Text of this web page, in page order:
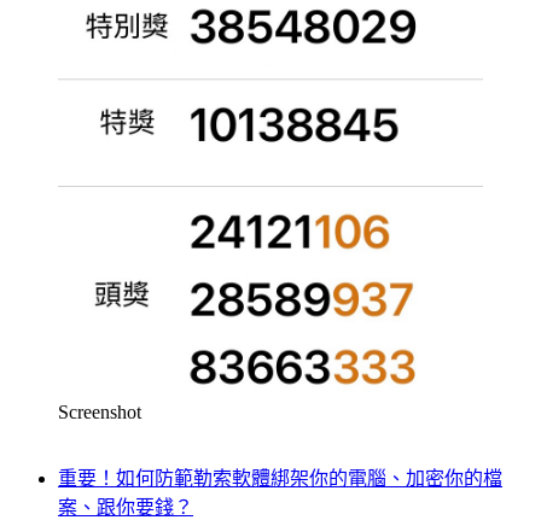
Screenshot
重要！如何防範勒索軟體綁架你的電腦、加密你的檔
案、跟你要錢？